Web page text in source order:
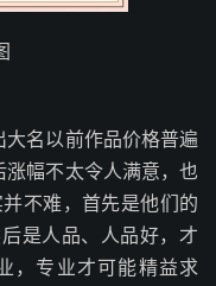
名以前作品价格普遍
幅不太令人满意，也
不难，首先是他们的
是人品、人品好，才
，专业才可能精益求